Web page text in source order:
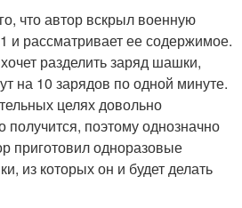
что автор вскрыл военную
рассматривает ее содержимое.
разделить заряд шашки,
на 10 зарядов по одной минуте.
целях довольно
получится, поэтому однозначно
приготовил одноразовые
из которых он и будет делать